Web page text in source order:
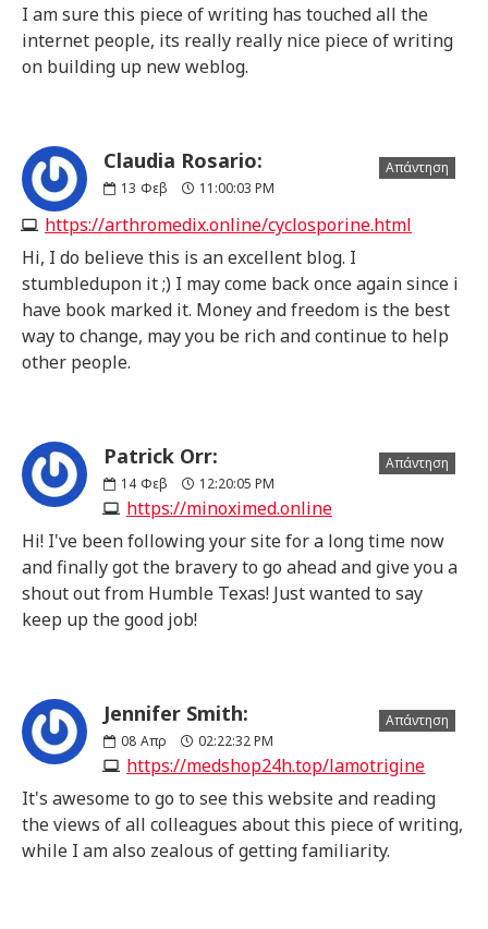
I am sure this piece of writing has touched all the
internet people, its really really nice piece of writing
on building up new weblog.
Claudia Rosario:
13 Φεβ 11:00:03 PM
https://arthromedix.online/cyclosporine.html
Απάντηση
Hi, I do believe this is an excellent blog. I
stumbledupon it ;) I may come back once again since i
have book marked it. Money and freedom is the best
way to change, may you be rich and continue to help
other people.
Patrick Orr:
14 Φεβ 12:20:05 PM
https://minoximed.online
Απάντηση
Hi! I've been following your site for a long time now
and finally got the bravery to go ahead and give you a
shout out from Humble Texas! Just wanted to say
keep up the good job!
Jennifer Smith:
08 Απρ 02:22:32 PM
https://medshop24h.top/lamotrigine
Απάντηση
It's awesome to go to see this website and reading
the views of all colleagues about this piece of writing,
while I am also zealous of getting familiarity.